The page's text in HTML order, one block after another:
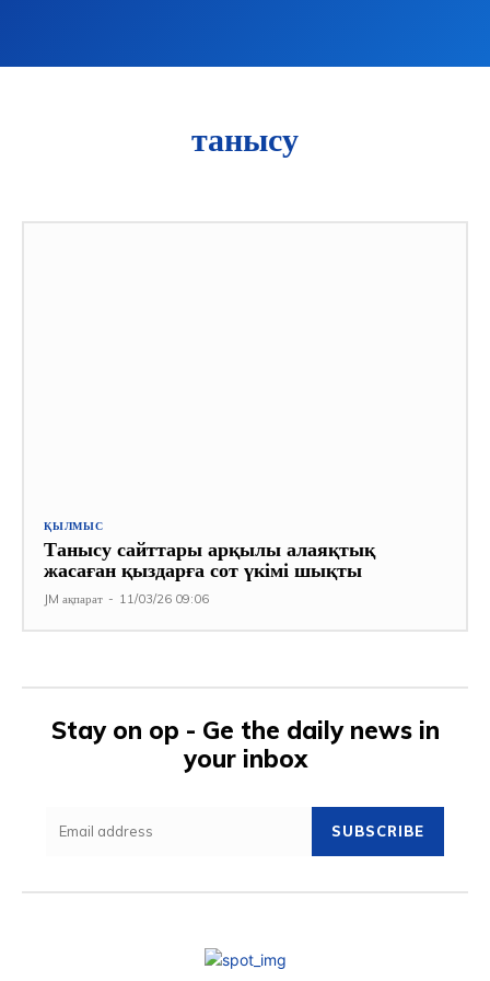
танысу
ҚЫЛМЫС
Танысу сайттары арқылы алаяқтық
жасаған қыздарға сот үкімі шықты
JM ақпарат - 11/03/26 09:06
Stay on op - Ge the daily news in
your inbox
SUBSCRIBE